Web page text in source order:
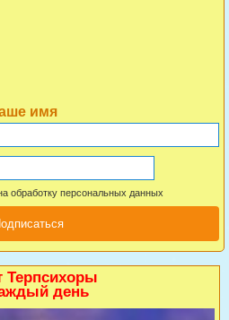
имя
обработку персональных данных
Терпсихоры
день